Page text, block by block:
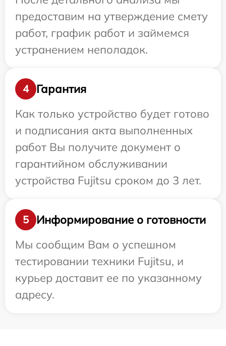
предоставим на утверждение смету
работ, график работ и займемся
устранением неполадок.
4
Гарантия
Как только устройство будет готово
и подписания акта выполненных
работ Вы получите документ о
гарантийном обслуживании
устройства Fujitsu сроком до 3 лет.
5
Информирование о готовности
Мы сообщим Вам о успешном
тестировании техники Fujitsu, и
курьер доставит ее по указанному
адресу.